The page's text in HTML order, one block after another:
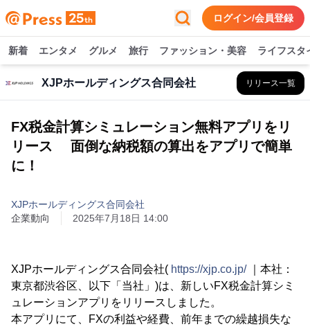
ログイン/会員登録
新着 エンタメ グルメ 旅行 ファッション・美容 ライフスタ
XJPホールディングス合同会社 リリース一覧
FX税金計算シミュレーション無料アプリをリ
リース 面倒な納税額の算出をアプリで簡単
に！
XJPホールディングス合同会社
企業動向
2025年7月18日 14:00
XJPホールディングス合同会社( https://xjp.co.jp/｜本社：
東京都渋谷区、以下「当社」)は、新しいFX税金計算シミ
ュレーションアプリをリリースしました。
本アプリにて、FXの利益や経費、前年までの繰越損失な